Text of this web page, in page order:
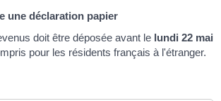
une déclaration papier
doit être déposée avant le lundi 22 mai
pour les résidents français à l'étranger.